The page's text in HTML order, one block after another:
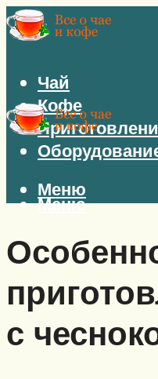
Чай
Кофе
Меню
Меню
с